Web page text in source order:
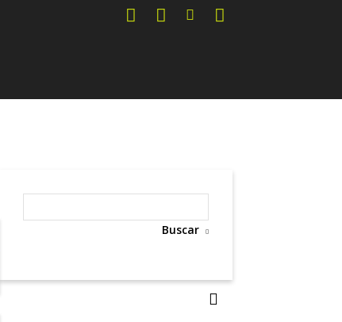
Buscar